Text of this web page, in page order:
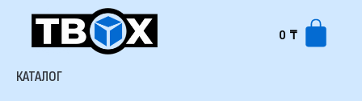
Перейти
содержимому
0 ₸
КАТАЛОГ